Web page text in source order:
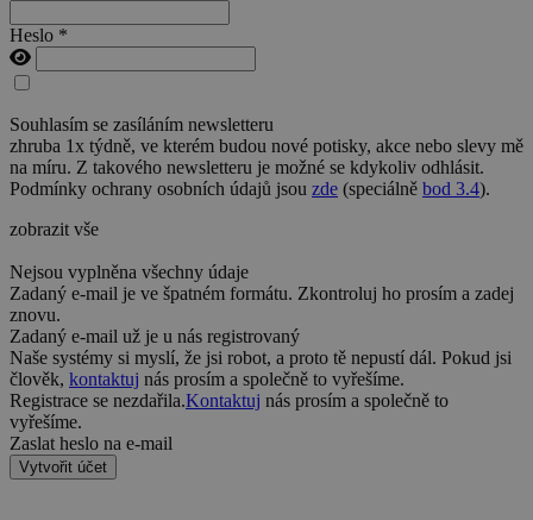
Heslo *
Souhlasím se zasíláním newsletteru
zhruba 1x týdně, ve kterém budou nové potisky, akce nebo slevy mě
na míru. Z takového newsletteru je možné se kdykoliv odhlásit.
Podmínky ochrany osobních údajů jsou zde (speciálně bod 3.4).
zobrazit vše
Nejsou vyplněna všechny údaje
Zadaný e-mail je ve špatném formátu. Zkontroluj ho prosím a zadej
znovu.
Zadaný e-mail už je u nás registrovaný
Naše systémy si myslí, že jsi robot, a proto tě nepustí dál. Pokud jsi
člověk, kontaktuj nás prosím a společně to vyřešíme.
Registrace se nezdařila.Kontaktuj nás prosím a společně to
vyřešíme.
Zaslat heslo na e-mail
Vytvořit účet